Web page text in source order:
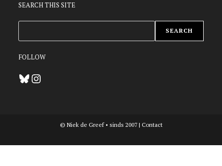
SEARCH THIS SITE
SEARCH
FOLLOW
BlueskyInstagram
© Niek de Greef • sinds 2007 | Contact